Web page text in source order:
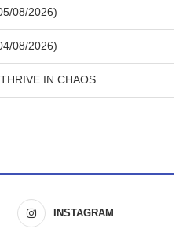
08/2026)
08/2026)
IN CHAOS
INSTAGRAM